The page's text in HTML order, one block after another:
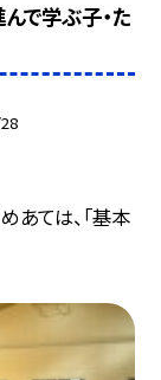
んで学ぶ子・た
あては、「基本